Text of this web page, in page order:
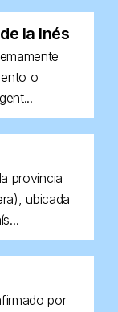
la Inés
o
provincia
ubicada
por